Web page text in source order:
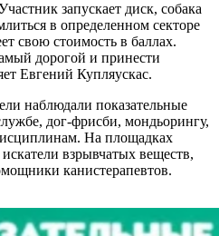
запускает диск, собака
в определенном секторе
свою стоимость в баллах.
дорогой и принести
Евгений Купляускас.
наблюдали показательные
дог-фрисби, мондьорингу,
На площадках
взрывчатых веществ,
канистерапевтов.